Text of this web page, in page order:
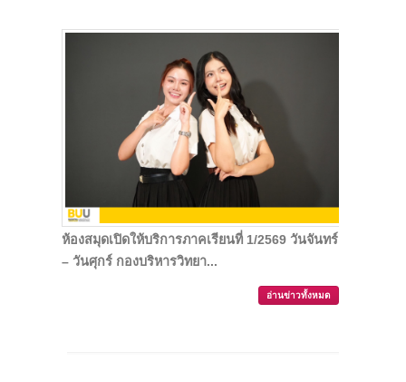
ห้องสมุดเปิดให้บริการภาคเรียนที่ 1/2569 วันจันทร์
– วันศุกร์ กองบริหารวิทยา...
อ่านข่าวทั้งหมด